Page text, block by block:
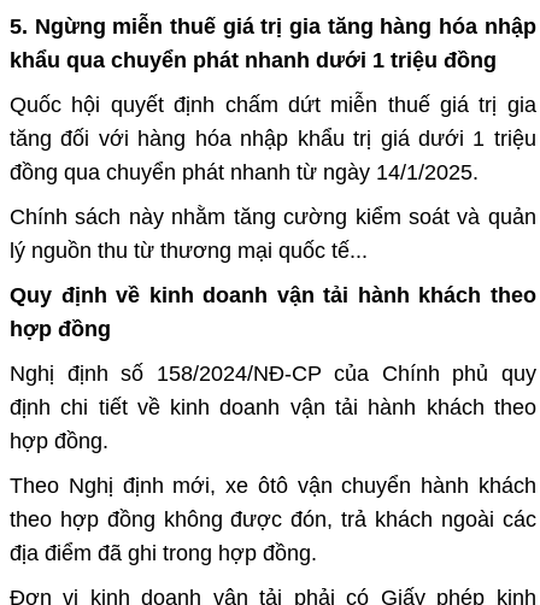
5. Ngừng miễn thuế giá trị gia tăng hàng hóa nhập
khẩu qua chuyển phát nhanh dưới 1 triệu đồng
Quốc hội quyết định chấm dứt miễn thuế giá trị gia
tăng đối với hàng hóa nhập khẩu trị giá dưới 1 triệu
đồng qua chuyển phát nhanh từ ngày 14/1/2025.
Chính sách này nhằm tăng cường kiểm soát và quản
lý nguồn thu từ thương mại quốc tế...
Quy định về kinh doanh vận tải hành khách theo
hợp đồng
Nghị định số 158/2024/NĐ-CP của Chính phủ quy
định chi tiết về kinh doanh vận tải hành khách theo
hợp đồng.
Theo Nghị định mới, xe ôtô vận chuyển hành khách
theo hợp đồng không được đón, trả khách ngoài các
địa điểm đã ghi trong hợp đồng.
Đơn vị kinh doanh vận tải phải có Giấy phép kinh